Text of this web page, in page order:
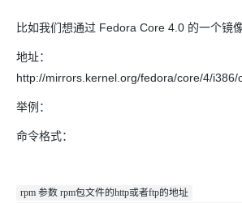
比如我们想通过 Fedora Core 4.0 的一个镜
地址：
http://mirrors.kernel.org/fedora/core/4/i386/
举例：
命令格式：
rpm 参数 rpm包文件的http或者ftp的地址